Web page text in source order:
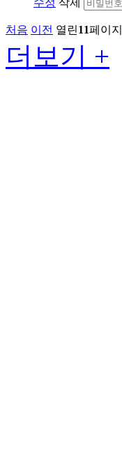
수정 삭제
처음 이전 열린11페이지
더보기 +